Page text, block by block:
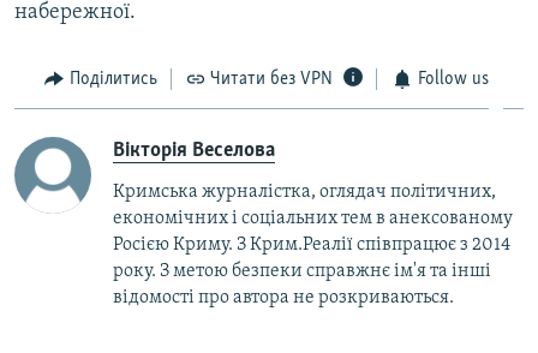
набережної.
Поділитись Читати без VPN Follow us
Вікторія Веселова
Кримська журналістка, оглядач політичних,
економічних і соціальних тем в анексованому
Росією Криму. З Крим.Реалії співпрацює з 2014
року. З метою безпеки справжнє ім'я та інші
відомості про автора не розкриваються.